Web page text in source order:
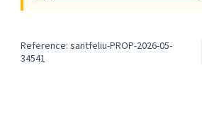
Reference: santfeliu-PROP-2026-05-
34541